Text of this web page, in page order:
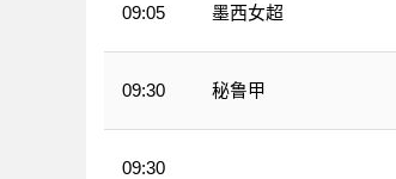
09:05 墨西女超
09:30 秘鲁甲
09:30